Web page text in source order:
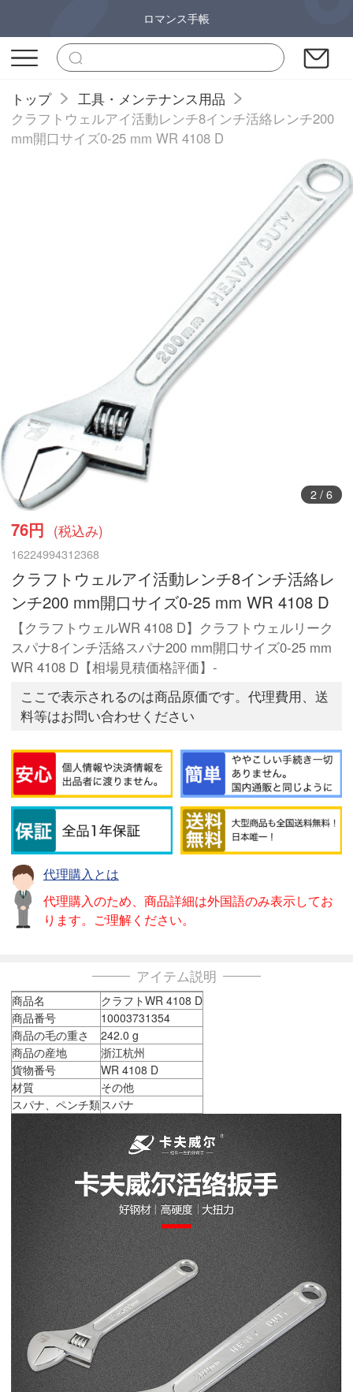
ロマンス手帳
トップ
工具・メンテナンス用品
クラフトウェルアイ活動レンチ8インチ活絡レンチ200
mm開口サイズ0-25 mm WR 4108 D
3/ 6
76円 (税込み)
16224994312368
クラフトウェルアイ活動レンチ8インチ活絡レ
ンチ200 mm開口サイズ0-25 mm WR 4108 D
【クラフトウェルWR 4108 D】クラフトウェルリーク
スパナ8インチ活絡スパナ200 mm開口サイズ0-25 mm
WR 4108 D【相場見積価格評価】-
ここで表示されるのは商品原価です。代理費用、送
料等はお問い合わせください
代理購入とは
代理購入のため、商品詳細は外国語のみ表示してお
ります。ご理解ください。
アイテム説明
商品名
クラフトWR 4108 D
商品番号
10003731354
商品の毛の重さ
242.0 g
商品の産地
浙江杭州
貨物番号
WR 4108 D
材質
その他
スパナ、ペンチ類スパナ